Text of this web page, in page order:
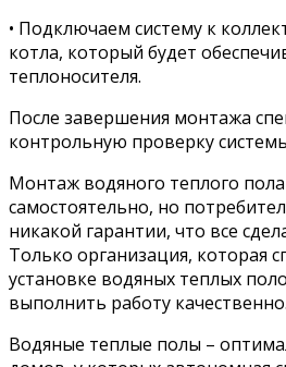
• Подключаем систему к
котла, который будет
теплоносителя.
После завершения монтажа
контрольную проверку
Монтаж водяного теплого
самостоятельно, но
никакой гарантии, что все
Только организация, которая
установке водяных теплых
выполнить работу качественно.
Водяные теплые полы –